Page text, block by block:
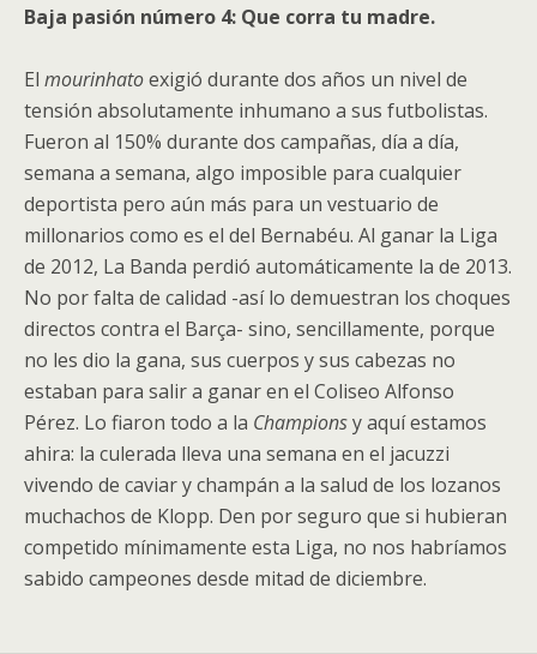
Baja pasión número 4: Que corra tu madre.
El mourinhatoexigió durante dos años un nivel de
tensión absolutamente inhumano a sus futbolistas.
Fueron al 150% durante dos campañas, día a día,
semana a semana, algo imposible para cualquier
deportista pero aún más para un vestuario de
millonarios como es el del Bernabéu. Al ganar la Liga
de 2012, La Banda perdió automáticamente la de 2013.
No por falta de calidad -así lo demuestran los choques
directos contra el Barça- sino, sencillamente, porque
no les dio la gana, sus cuerpos y sus cabezas no
estaban para salir a ganar en el Coliseo Alfonso
Pérez. Lo fiaron todo a la Championsy aquí estamos
ahira: la culerada lleva una semana en el jacuzzi
vivendo de caviar y champán a la salud de los lozanos
muchachos de Klopp. Den por seguro que si hubieran
competido mínimamente esta Liga, no nos habríamos
sabido campeones desde mitad de diciembre.